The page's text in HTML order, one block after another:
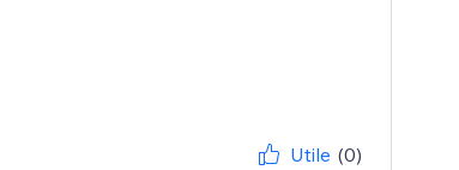
Utile (0)